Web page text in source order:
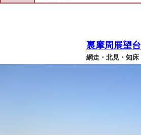
裏摩周展望台
網走・北見・知床